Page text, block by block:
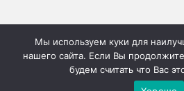
©2026г. "Сию" Сервис
Мы используем куки для
нашего сайта. Если Вы
будем считать что Вас